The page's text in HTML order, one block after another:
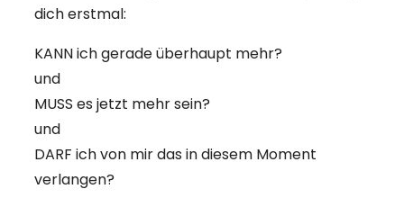
dich erstmal:
KANN ich gerade überhaupt mehr?
und
MUSS es jetzt mehr sein?
und
DARF ich von mir das in diesem Moment
verlangen?